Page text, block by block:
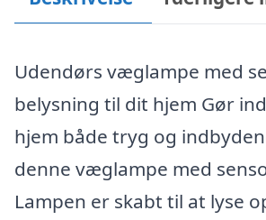
Udendørs væglampe med
belysning til dit hjem Gør
hjem både tryg og
denne væglampe med
Lampen er skabt til at lyse